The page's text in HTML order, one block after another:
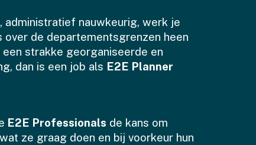
administratief nauwkeurig, werk je
over de departementsgrenzen heen
strakke georganiseerde en
dan is een job als E2E Planner
E2E Professionals de kans om
ze graag doen en bij voorkeur hun